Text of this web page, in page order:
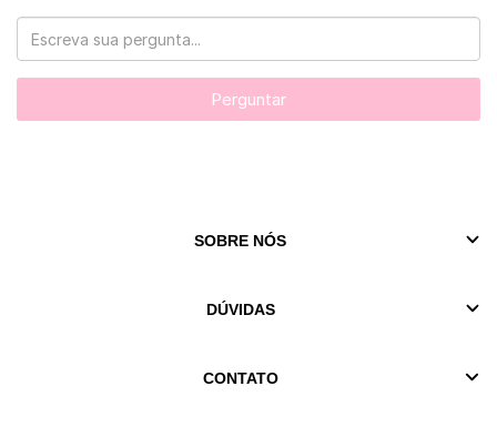
Perguntar
SOBRE NÓS
DÚVIDAS
CONTATO